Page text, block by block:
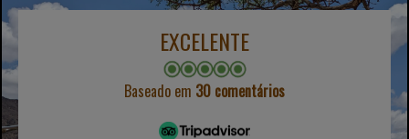
EXCELENTE
Baseado em 30 comentários